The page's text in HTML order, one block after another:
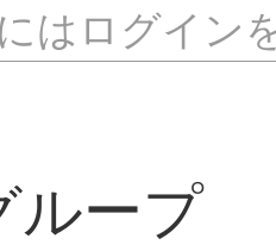
はログイン
ループ